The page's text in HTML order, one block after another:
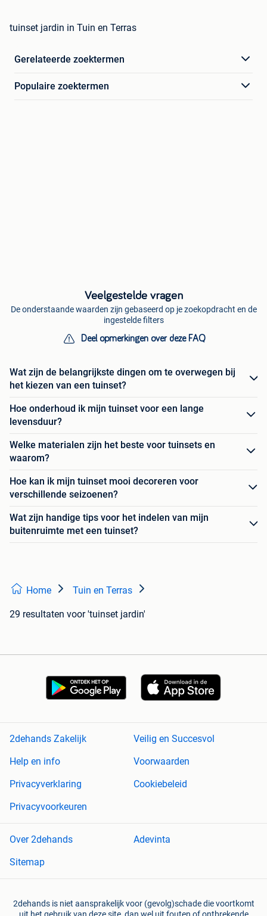
tuinset jardin in Tuin en Terras
Gerelateerde zoektermen
Populaire zoektermen
Veelgestelde vragen
De onderstaande waarden zijn gebaseerd op je zoekopdracht en de
ingestelde filters
Deel opmerkingen over deze FAQ
Wat zijn de belangrijkste dingen om te overwegen bij
het kiezen van een tuinset?
Hoe onderhoud ik mijn tuinset voor een lange
levensduur?
Welke materialen zijn het beste voor tuinsets en
waarom?
Hoe kan ik mijn tuinset mooi decoreren voor
verschillende seizoenen?
Wat zijn handige tips voor het indelen van mijn
buitenruimte met een tuinset?
Home Tuin en Terras
29 resultaten voor 'tuinset jardin'
2dehands Zakelijk
Veilig en Succesvol
Help en info
Voorwaarden
Privacyverklaring
Cookiebeleid
Privacyvoorkeuren
Over 2dehands
Adevinta
Sitemap
2dehands is niet aansprakelijk voor (gevolg)schade die voortkomt